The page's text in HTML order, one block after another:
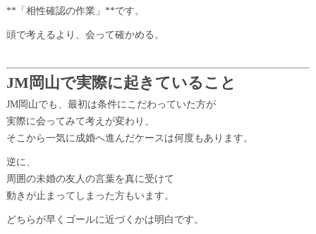
**「相性確認の作業」**です。
頭で考えるより、会って確かめる。
JM岡山で実際に起きていること
JM岡山でも、最初は条件にこだわっていた方が
実際に会ってみて考えが変わり、
そこから一気に成婚へ進んだケースは何度もあります。
逆に、
周囲の未婚の友人の言葉を真に受けて
動きが止まってしまった方もいます。
どちらが早くゴールに近づくかは明白です。